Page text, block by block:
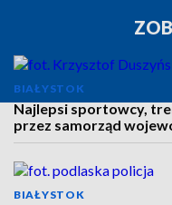
BIAŁYSTOK
Najlepsi sportowcy,
przez samorząd
BIAŁYSTOK